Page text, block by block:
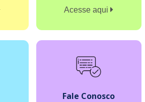
Acesse aqui
Fale Conosco